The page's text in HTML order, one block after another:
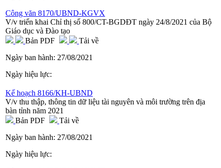
Công văn 8170/UBND-KGVX
V/v triển khai Chỉ thị số 800/CT-BGDĐT ngày 24/8/2021 của Bộ
Giáo dục và Đào tạo
Bản PDF
Tải về
Ngày ban hành: 27/08/2021
Ngày hiệu lực:
Kế hoạch 8166/KH-UBND
V/v thu thập, thông tin dữ liệu tài nguyên và môi trường trên địa
bàn tỉnh năm 2021
Bản PDF
Tải về
Ngày ban hành: 27/08/2021
Ngày hiệu lực: